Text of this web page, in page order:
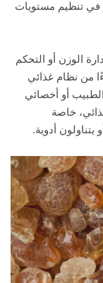
في تنظيم مستويات
الوزن أو التحكم
من نظام غذائي
أو أخصائي
خاصة
أدوية.